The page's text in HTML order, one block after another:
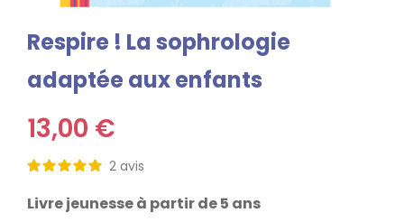
Respire ! La sophrologie
adaptée aux enfants
13,00 €
2 avis
Livre jeunesse à partir de 5 ans